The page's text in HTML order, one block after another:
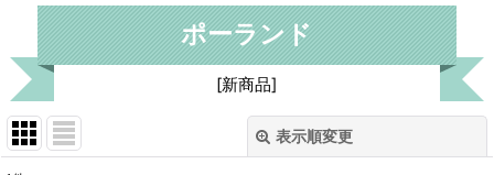
ポーランド
[新商品]
表示順変更